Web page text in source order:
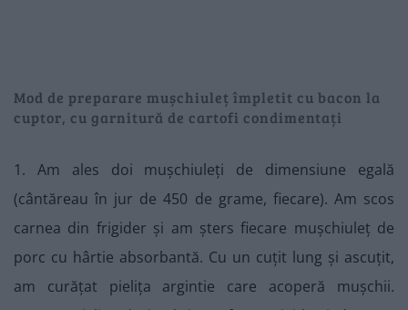
Mod de preparare mușchiuleț împletit cu bacon la
cuptor, cu garnitură de cartofi condimentați
1. Am ales doi mușchiuleți de dimensiune egală
(cântăreau în jur de 450 de grame, fiecare). Am scos
carnea din frigider și am șters fiecare mușchiuleț de
porc cu hârtie absorbantă. Cu un cuțit lung și ascuțit,
am curățat pielița argintie care acoperă mușchii.